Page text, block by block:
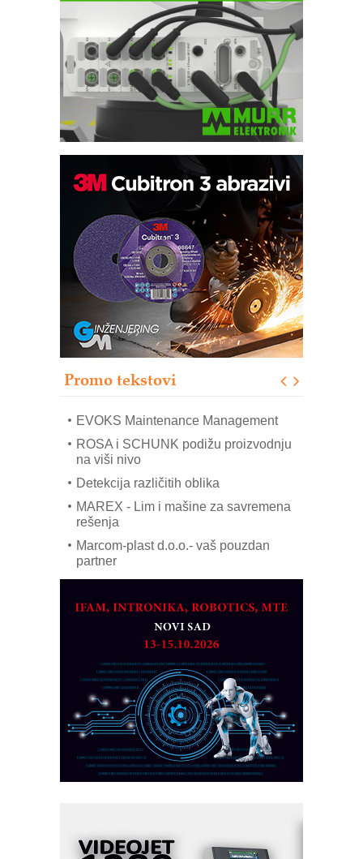
Promo tekstovi
Trajna oznaka kao dugoročna korist
Bezbednost na prvom mestu!
IB BLUMENAUER - više od 40 godina
poverenja u industriji
RMQ-TITAN ADVANCED INDICATOR
– Pametna signalizacija za efikasnije
upravljanje mašinama
Sigurnije ispitivanje transformatora u
solarnim elektranama i vetroparkovima
EVOKS Maintenance Management
ROSA i SCHUNK podižu proizvodnju
na viši nivo
Detekcija različitih oblika
MAREX - Lim i mašine za savremena
rešenja
Marcom-plast d.o.o.- vaš pouzdan
partner
obradu!
Razvoj asortimanskog pravca MINI-
PLC AKYTEC
AUKOM: Svetski standard metrologije
dostupan u Srbiji
MOTOMAN – NEXT-Robotika vođena
veštačkom inteligencijom
I.SAFE MOBILE revolucioniše
industrijsku automatizaciju
pionirskimmobile operator PANEL-OM
KIP KOP – napredna rešenja za
savremene industrijske i logističke